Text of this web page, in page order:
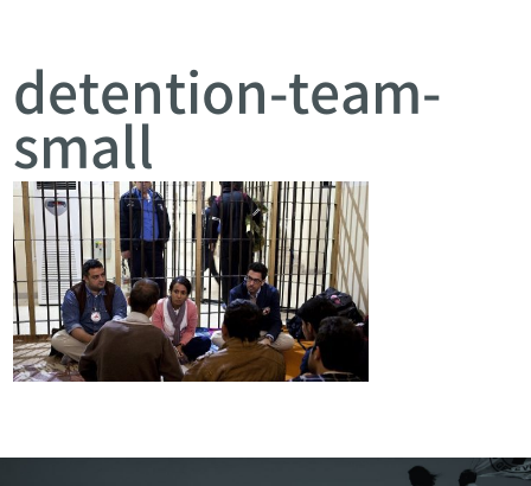
detention-team-
small